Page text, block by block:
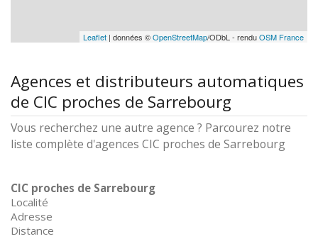
Leaflet | données ©OpenStreetMap/ODbL - renduOSM France
Agences et distributeurs automatiques
de CIC proches de Sarrebourg
Vous recherchez une autre agence ? Parcourez notre
liste complète d'agences CIC proches de Sarrebourg
CIC proches de Sarrebourg
Localité
Adresse
Distance